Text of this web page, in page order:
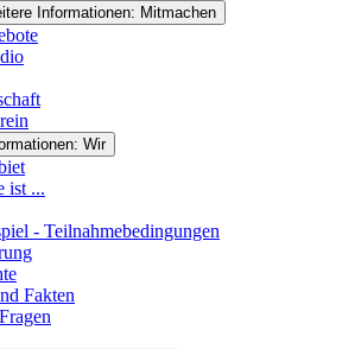
Informationen: Mitmachen
Wir
ist ...
- Teilnahmebedingungen
Fakten